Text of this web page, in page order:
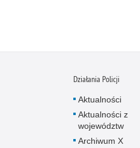
Działania Policji
Aktualności
Aktualności z
województw
Archiwum X